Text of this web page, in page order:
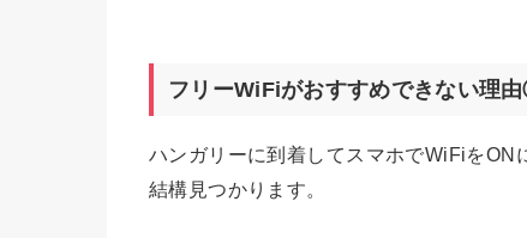
フリーWiFiがおすすめできない理
ハンガリーに到着してスマホでWiFiを
結構見つかります。